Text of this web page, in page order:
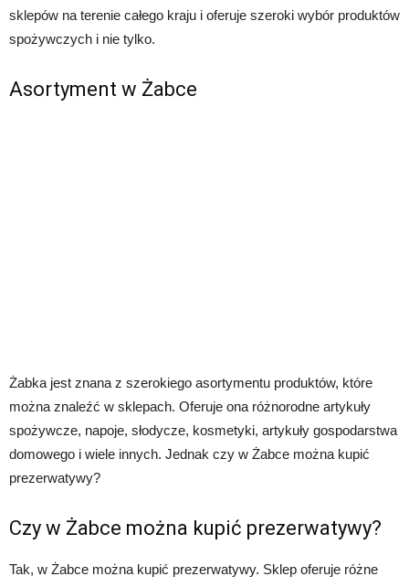
sklepów na terenie całego kraju i oferuje szeroki wybór produktów
spożywczych i nie tylko.
Asortyment w Żabce
Żabka jest znana z szerokiego asortymentu produktów, które
można znaleźć w sklepach. Oferuje ona różnorodne artykuły
spożywcze, napoje, słodycze, kosmetyki, artykuły gospodarstwa
domowego i wiele innych. Jednak czy w Żabce można kupić
prezerwatywy?
Czy w Żabce można kupić prezerwatywy?
Tak, w Żabce można kupić prezerwatywy. Sklep oferuje różne